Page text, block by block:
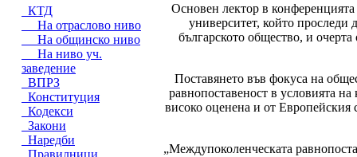
КТД
На отраслово ниво
На общинско ниво
На ниво уч.
заведение
ВПРЗ
Конституция
Кодекси
Закони
Наредби
Правилници
Основен лектор в
университет, който проследи
българското общество, и
Поставянето във фокуса на
равнопоставеност в условията
високо оценена и от Европейския
„Междупоколенческата